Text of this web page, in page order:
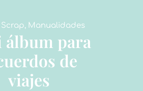
, Manualidades
para
de
viajes